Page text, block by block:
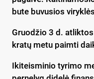
bute buvusios
Gruodžio 3 d.
kratų metu paimti
Ikiteisminio tyrimo